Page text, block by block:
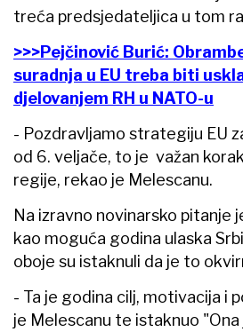
treća predsjedateljica u tom
>>>Pejčinović Burić:
suradnja u EU treba biti
djelovanjem RH u NATO-u
- Pozdravljamo strategiju EU
od 6. veljače, to je važan
regije, rekao je Melescanu.
Na izravno novinarsko pitanje
kao moguća godina ulaska
oboje su istaknuli da je to
- Ta je godina cilj, motivacija i
je Melescanu te istaknuo "Ona